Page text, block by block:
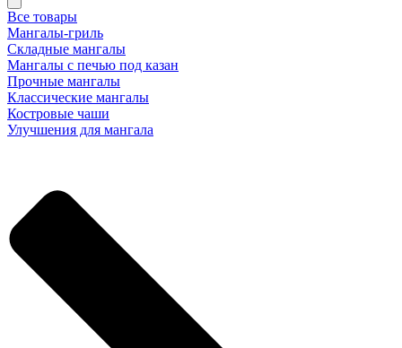
Все товары
Мангалы-гриль
Складные мангалы
Мангалы с печью под казан
Прочные мангалы
Классические мангалы
Костровые чаши
Улучшения для мангала